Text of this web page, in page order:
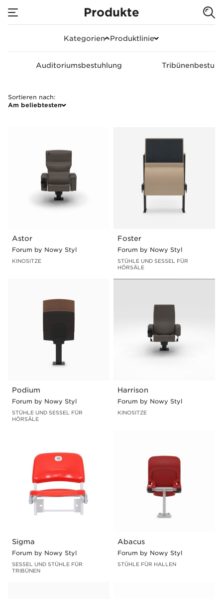
Produkte
Produkte
Kategorien Produktlinie
Auditoriumsbestuhlung
Sortieren nach:
Am beliebtesten
Astor
Forum by Nowy Styl
KINOSITZE
Foster
Forum by Nowy Styl
STÜHLE UND SESSEL FÜR
HÖRSÄLE
Podium
Forum by Nowy Styl
STÜHLE UND SESSEL FÜR
HÖRSÄLE
Harrison
Forum by Nowy Styl
KINOSITZE
Sigma
Forum by Nowy Styl
SESSEL UND STÜHLE FÜR
TRIBÜNEN
Abacus
Forum by Nowy Styl
STÜHLE FÜR HALLEN